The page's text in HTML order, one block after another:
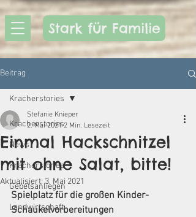
Stark für Familie
Beitrag
Kracherstories
News
Kracherstories
Gebetsanliegen
Landwirtschaft
Kracherstories
Einmal Hackschnitzel
mit ohne Salat, bitte!
Stefanie Knieper
2. Mai 2021 2 Min. Lesezeit
Aktualisiert:3. Mai 2021
Spielplatz für die großen Kinder-
Schaukelvorbereitungen